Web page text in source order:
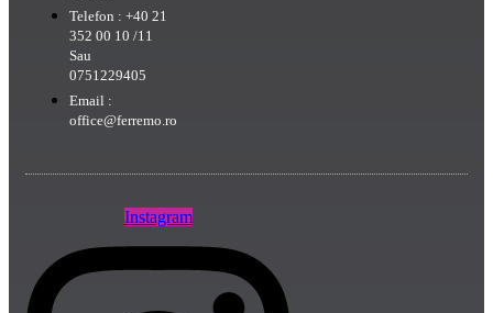
Telefon : +40 21
352 00 10 /11
Sau
0751229405
Email :
office@ferremo.ro
Instagram